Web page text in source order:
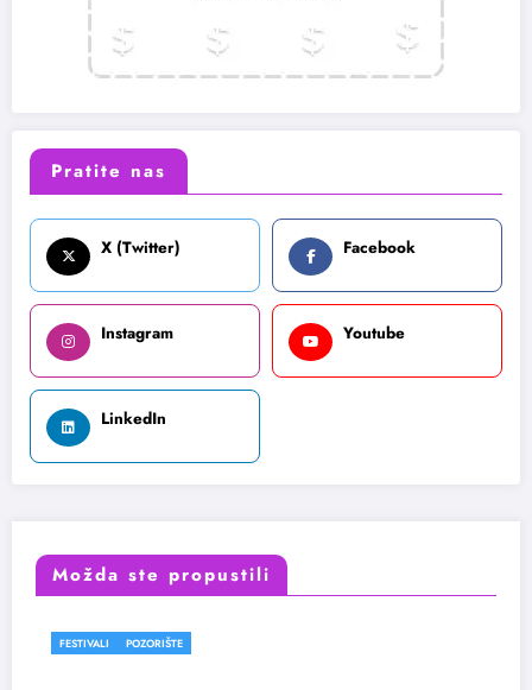
Pratite nas
X (Twitter) Facebook
Instagram Youtube
LinkedIn
Možda ste propustili